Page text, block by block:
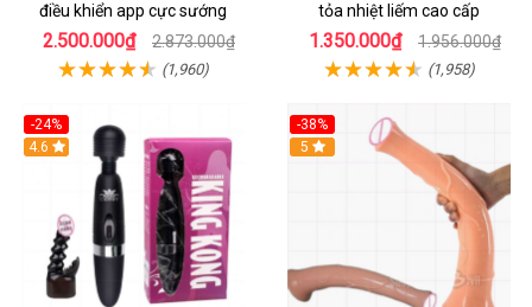
điều khiển app cực sướng
2.500.000₫ 2.873.000₫
(1,960)
tỏa nhiệt liếm cao cấp
1.350.000₫ 1.956.000₫
(1,958)
-24%
4.6
-38%
Hot
5